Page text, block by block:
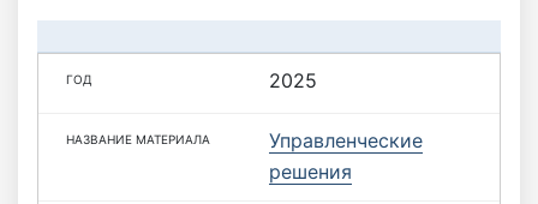
2025
Управленческие
решения